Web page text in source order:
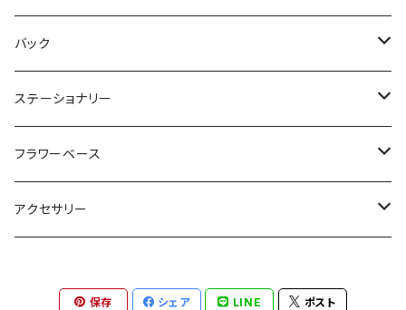
albetta
バック
Yasmine Simon
formuniform
ステーショナリー
ロディア
ボールペン
フラワーベース
TseTse
アクセサリー
保存 シェア LINE ポスト